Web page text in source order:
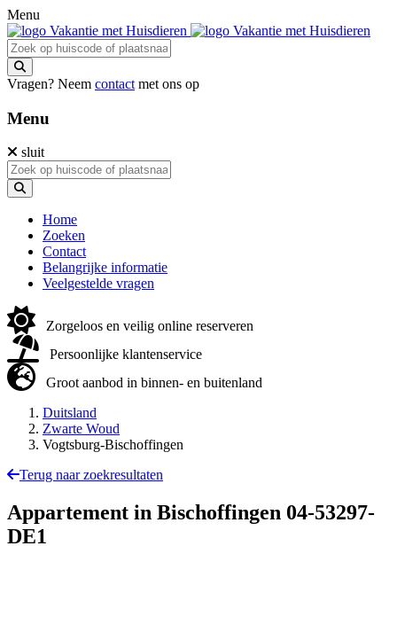
Menu
Vragen? Neem contact met ons op
Menu
sluit
Home
Zoeken
Contact
Belangrijke informatie
Veelgestelde vragen
Zorgeloos en veilig online reserveren
Persoonlijke klantenservice
Groot aanbod in binnen- en buitenland
Duitsland
Zwarte Woud
Vogtsburg-Bischoffingen
Terug naar zoekresultaten
Appartement in Bischoffingen 04-53297-
DE1